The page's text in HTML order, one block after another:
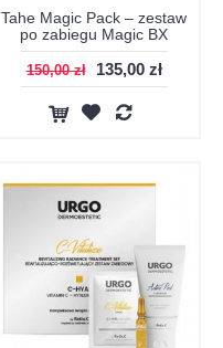
Tahe Magic Pack – zestaw
po zabiegu Magic BX
150,00 zł 135,00 zł